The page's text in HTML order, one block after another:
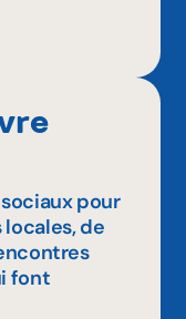
pour
de
font